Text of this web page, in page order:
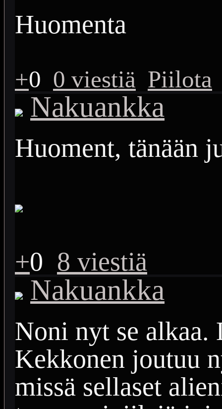
Huomenta
+0 0 viestiä Piilota
Nakuankka
Huoment, tänään
+0 8 viestiä
Nakuankka
Noni nyt se
Kekkonen joutuu
missä sellaset